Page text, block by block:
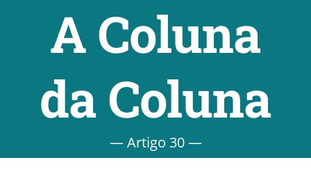
A Coluna
da Coluna
— Artigo 30 —